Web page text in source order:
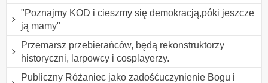
"Poznajmy KOD i cieszmy się demokracją,póki jeszcze
ją mamy"
Przemarsz przebierańców, będą rekonstruktorzy
historyczni, larpowcy i cosplayerzy.
Publiczny Różaniec jako zadośćuczynienie Bogu i